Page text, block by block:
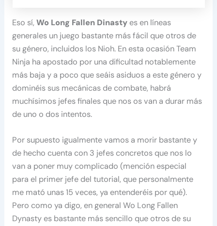
Eso sí,Wo Long Fallen Dinasty es en líneas
generales un juego bastante más fácil que otros de
su género, incluidos los Nioh. En esta ocasión Team
Ninja ha apostado por una dificultad notablemente
más baja y a poco que seáis asiduos a este género y
dominéis sus mecánicas de combate, habrá
muchísimos jefes finales que nos os van a durar más
de uno o dos intentos.
Por supuesto igualmente vamos a morir bastante y
de hecho cuenta con 3 jefes concretos que nos lo
van a poner muy complicado (mención especial
para el primer jefe del tutorial, que personalmente
me mató unas 15 veces, ya entenderéis por qué).
Pero como ya digo, en general Wo Long Fallen
Dynasty es bastante más sencillo que otros de su